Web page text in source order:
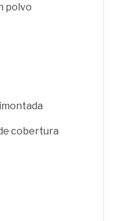
polvo
cobertura